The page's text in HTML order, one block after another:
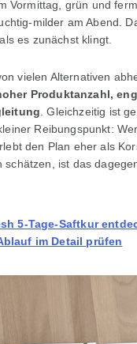
Vormittag, grün und
milder am Abend.
es zunächst klingt.
vielen Alternativen
Produktanzahl,
. Gleichzeitig ist
Reibungspunkt:
den Plan eher als
schätzen, ist das
5-Tage-Saftkur
im Detail prüfen